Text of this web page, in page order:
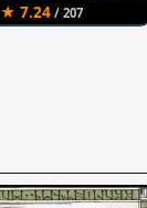
★ 7.24/ 207